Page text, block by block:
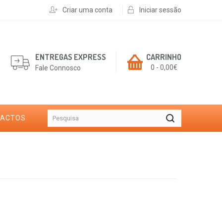
Criar uma conta Iniciar sessão
CARRINHO
0 - 0,00€
ENTREGAS EXPRESS
Fale Connosco